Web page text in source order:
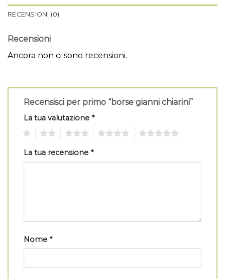
RECENSIONI (0)
Recensioni
Ancora non ci sono recensioni.
Recensisci per primo “borse gianni chiarini”
La tua valutazione *
La tua recensione *
Nome *